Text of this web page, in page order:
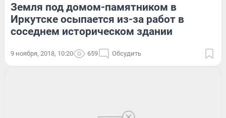
Земля под домом-памятником в
Иркутске осыпается из-за работ в
соседнем историческом здании
9 ноября, 2018, 10:20 659 Обсудить